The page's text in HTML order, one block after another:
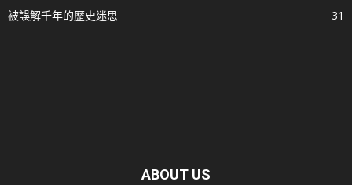
被誤解千年的歷史迷思
31
ABOUT US